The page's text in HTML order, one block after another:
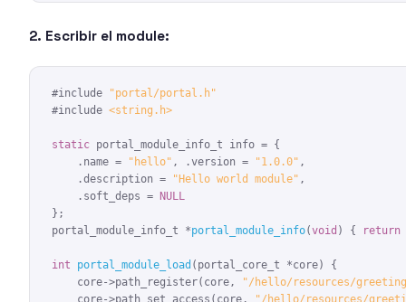
2. Escribir el module:
#include
"portal/portal.h"
#include <string.h>
static portal_module_info_t info = {
    .name =
"hello" , .version = "1.0.0" ,
    .description =
"Hello world module" ,
    .soft_deps =
NULL
};
portal_module_info_t *portal_module_info(void ) { return
int portal_module_load (portal_core_t *core) {
    core->path_register(core,
"/hello/resources/